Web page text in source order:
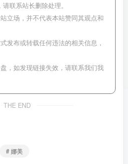
联系站长删除处理。
立场，并不代表本站赞同其观点和
发布或转载任何违法的相关信息，
，如发现链接失效，请联系我们我
THE END
# 娜美